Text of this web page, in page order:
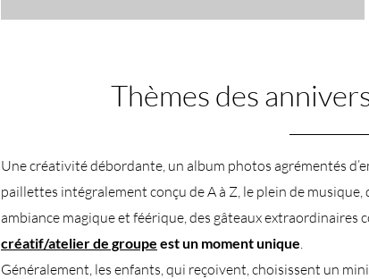
Thèmes des
Une créativité débordante, un album photos agrémentés
paillettes intégralement conçu de A à Z, le plein de
ambiance magique et féérique, des gâteaux extraordinaires
créatif/atelier de groupe est un moment unique.
Généralement, les enfants, qui reçoivent, choisissent un